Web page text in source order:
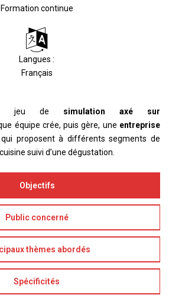
Formation continue
Langues :
Français
jeu de simulation axé sur
équipe crée, puis gère, une entreprise
qui proposent à différents segments de
suivi d’une dégustation.
Objectifs
Public concerné
thèmes abordés
Spécificités